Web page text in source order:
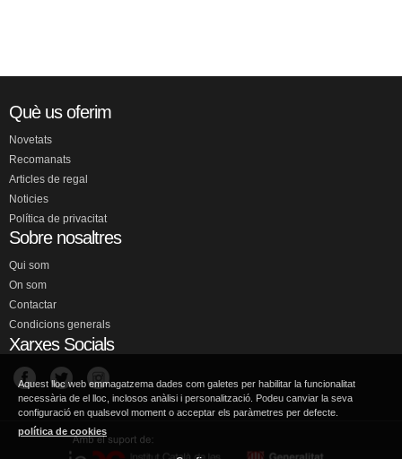
Què us oferim
Novetats
Recomanats
Articles de regal
Noticies
Política de privacitat
Sobre nosaltres
Qui som
On som
Contactar
Condicions generals
Xarxes Socials
Aquest lloc web emmagatzema dades com galetes per habilitar la funcionalitat
necessària de el lloc, inclosos anàlisi i personalització. Podeu canviar la seva
configuració en qualsevol moment o acceptar els paràmetres per defecte.
política de cookies